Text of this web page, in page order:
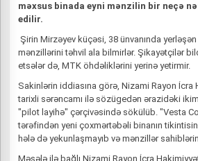
məxsus binada eyni mənzilin bir neçə
edilir.
Şirin Mirzəyev küçəsi, 38 ünvanında
mənzillərini təhvil ala bilmirlər. Şikayətçilər
etsələr də, MTK öhdəliklərini yerinə yetirmir.
Sakinlərin iddiasına görə, Nizami Rayon İcra
tarixli sərəncamı ilə sözügedən ərazidəki
"pilot layihə" çərçivəsində sökülüb. "Vesta
tərəfindən yeni çoxmərtəbəli binanın
hələ də yekunlaşmayıb və mənzillər
Məsələ ilə bağlı Nizami Rayon İcra